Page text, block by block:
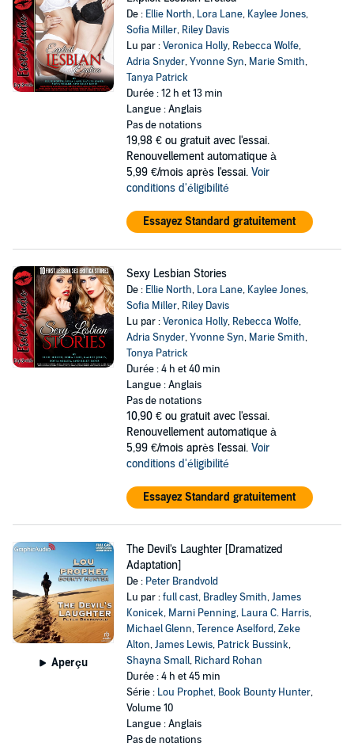
De : Ellie North, Lora Lane, Kaylee Jones,
Sofia Miller, Riley Davis
Lu par :Veronica Holly, Rebecca Wolfe,
Adria Snyder,Yvonne Syn, Marie Smith,
Tanya Patrick
Durée : 12 h et 13 min
Langue : Anglais
Pas de notations
19,98 € ou gratuit avec l'essai.
Renouvellement automatique à
5,99 €/mois après l'essai. Voir
conditions d'éligibilité
Essayez Standard gratuitement
Sexy Lesbian Stories
De : Ellie North, Lora Lane, Kaylee Jones,
Sofia Miller, Riley Davis
Lu par :Veronica Holly, Rebecca Wolfe,
Adria Snyder,Yvonne Syn, Marie Smith,
Tonya Patrick
Durée : 4 h et 40 min
Langue : Anglais
Pas de notations
10,90 € ou gratuit avec l'essai.
Renouvellement automatique à
5,99 €/mois après l'essai. Voir
conditions d'éligibilité
Essayez Standard gratuitement
Aperçu
The Devil's Laughter [Dramatized
Adaptation]
De : Peter Brandvold
Lu par :full cast, Bradley Smith,James
Konicek, Marni Penning, Laura C. Harris,
Michael Glenn,Terence Aselford,Zeke
Alton,James Lewis, Patrick Bussink,
Shayna Small, Richard Rohan
Durée : 4 h et 45 min
Série : Lou Prophet, Book Bounty Hunter,
Volume 10
Langue : Anglais
Pas de notations